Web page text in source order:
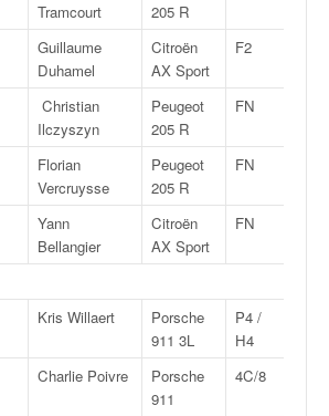
Tramcourt
205 R
Guillaume
Duhamel
Citroën
AX Sport
F2
Christian
Ilczyszyn
Peugeot
205 R
FN
Florian
Vercruysse
Peugeot
205 R
FN
Yann
Bellangier
Citroën
AX Sport
FN
Kris Willaert
Porsche
911 3L
P4 /
H4
Charlie Poivre
Porsche
911
4C/8